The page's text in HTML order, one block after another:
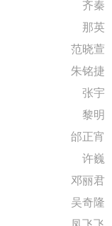
齐秦
那英
范晓萱
朱铭捷
张宇
黎明
邰正宵
许巍
邓丽君
吴奇隆